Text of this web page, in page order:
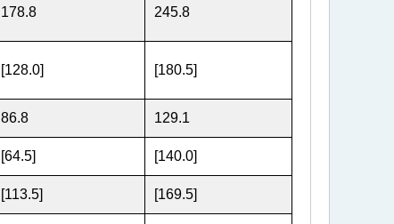
178.8 245.8
[128.0] [180.5]
86.8 129.1
[64.5] [140.0]
[113.5] [169.5]